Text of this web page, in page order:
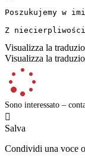
Poszukujemy w
Z
Visualizza la
Visualizza la
Sono interessato –

Salva
Condividi una voce